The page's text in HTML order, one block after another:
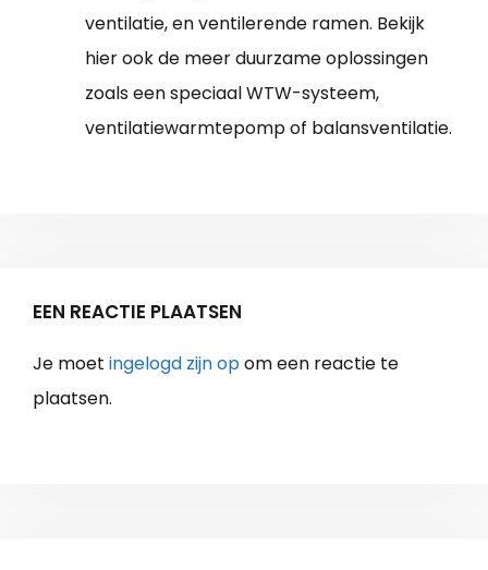
ventilatie, en ventilerende ramen. Bekijk
hier ook de meer duurzame oplossingen
zoals een speciaal WTW-systeem,
ventilatiewarmtepomp of balansventilatie.
EEN REACTIE PLAATSEN
Je moet ingelogd zijn opom een reactie te
plaatsen.